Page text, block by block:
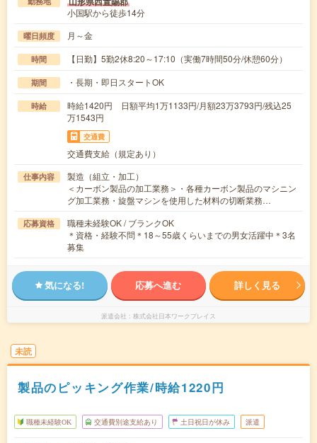
小国駅から徒歩14分
曜日頻度 月～金
時間 【日勤】5勤2休8:20～17:10（実働7時間50分/休憩60分）
期間 ・長期・即日スタートOK
時給
時給1420円 日額平均1万1133円/月額23万3793円/残込25
万1543円
交通費
交通費支給（規定あり）
仕事内容
製造（組立・加工）
＜カーボン製品の加工業務＞・各種カーボン製品のマシニン
グ加工業務・旋盤マシンを使用した材料の切断業務…
応募資格
職種未経験OK / ブランクOK
＊資格・経験不問＊18～55歳くらいまでの男女活躍中＊3名
募集
気になる! 応募へ進む 詳しく見る
派遣会社 株式会社日本ワークプレイス
未読
製品のピッキング作業/時給1220円
職種未経験OK 交通費別途支給あり 土日祝日が休み 派遣